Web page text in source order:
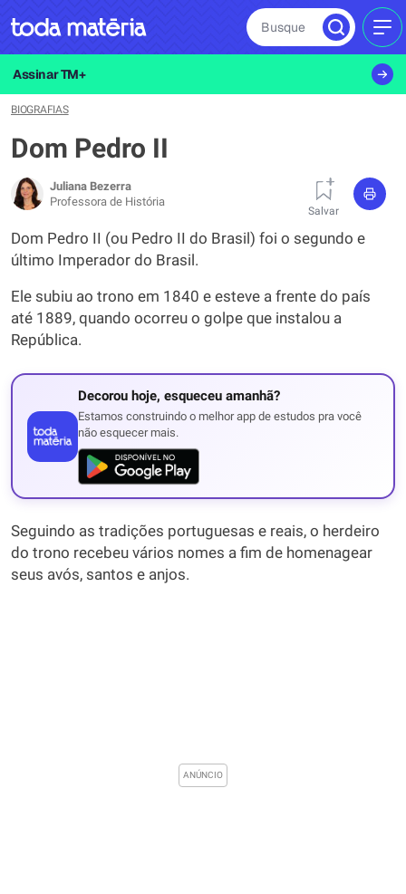
Busque
Assinar TM+
BIOGRAFIAS
Dom Pedro II
Juliana Bezerra
Professora de História
Salvar
Dom Pedro II (ou Pedro II do Brasil) foi o segundo e
último Imperador do Brasil.
Ele subiu ao trono em 1840 e esteve a frente do país
até 1889, quando ocorreu o golpe que instalou a
República.
Decorou hoje, esqueceu amanhã?
Estamos construindo o melhor app de estudos pra você
não esquecer mais.
Seguindo as tradições portuguesas e reais, o herdeiro
do trono recebeu vários nomes a fim de homenagear
seus avós, santos e anjos.